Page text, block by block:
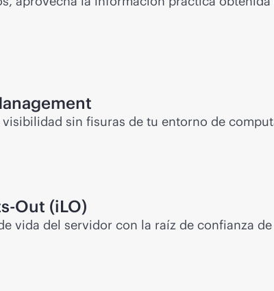
sin fisuras de tu entorno de
Out (iLO)
vida del servidor con la raíz de confianza